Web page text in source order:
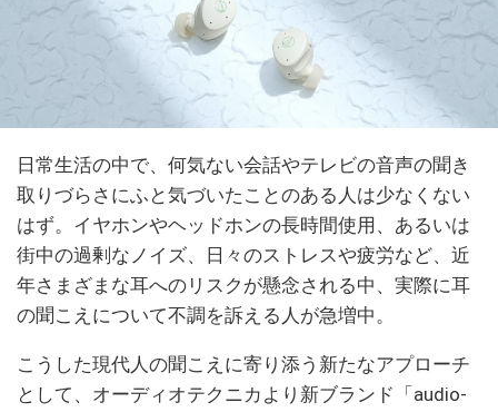
日常生活の中で、何気ない会話やテレビの音声の聞き
取りづらさにふと気づいたことのある人は少なくない
はず。イヤホンやヘッドホンの長時間使用、あるいは
街中の過剰なノイズ、日々のストレスや疲労など、近
年さまざまな耳へのリスクが懸念される中、実際に耳
の聞こえについて不調を訴える人が急増中。
こうした現代人の聞こえに寄り添う新たなアプローチ
として、オーディオテクニカより新ブランド「audio-